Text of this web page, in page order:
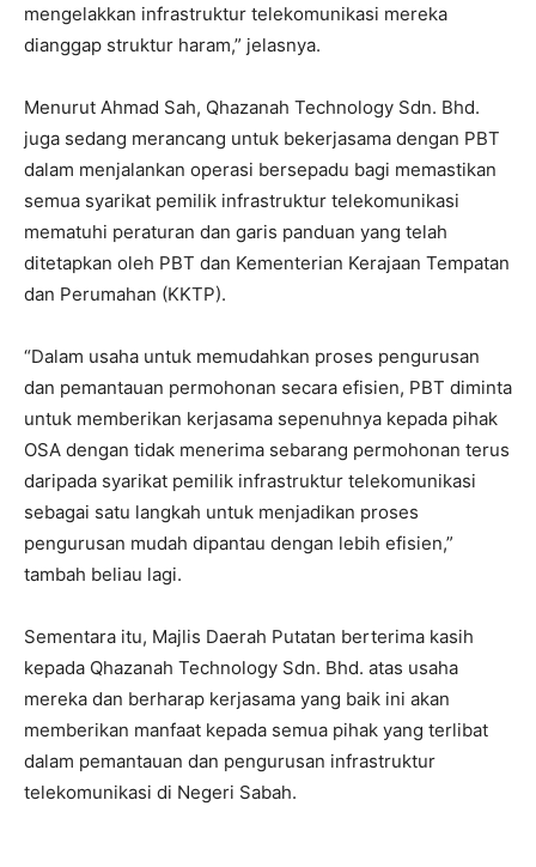
mengelakkan infrastruktur telekomunikasi mereka
dianggap struktur haram,” jelasnya.
Menurut Ahmad Sah, Qhazanah Technology Sdn. Bhd.
juga sedang merancang untuk bekerjasama dengan PBT
dalam menjalankan operasi bersepadu bagi memastikan
semua syarikat pemilik infrastruktur telekomunikasi
mematuhi peraturan dan garis panduan yang telah
ditetapkan oleh PBT dan Kementerian Kerajaan Tempatan
dan Perumahan (KKTP).
“Dalam usaha untuk memudahkan proses pengurusan
dan pemantauan permohonan secara efisien, PBT diminta
untuk memberikan kerjasama sepenuhnya kepada pihak
OSA dengan tidak menerima sebarang permohonan terus
daripada syarikat pemilik infrastruktur telekomunikasi
sebagai satu langkah untuk menjadikan proses
pengurusan mudah dipantau dengan lebih efisien,”
tambah beliau lagi.
Sementara itu, Majlis Daerah Putatan berterima kasih
kepada Qhazanah Technology Sdn. Bhd. atas usaha
mereka dan berharap kerjasama yang baik ini akan
memberikan manfaat kepada semua pihak yang terlibat
dalam pemantauan dan pengurusan infrastruktur
telekomunikasi di Negeri Sabah.